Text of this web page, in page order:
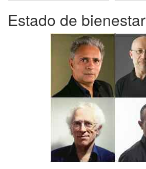
Estado de bienestar